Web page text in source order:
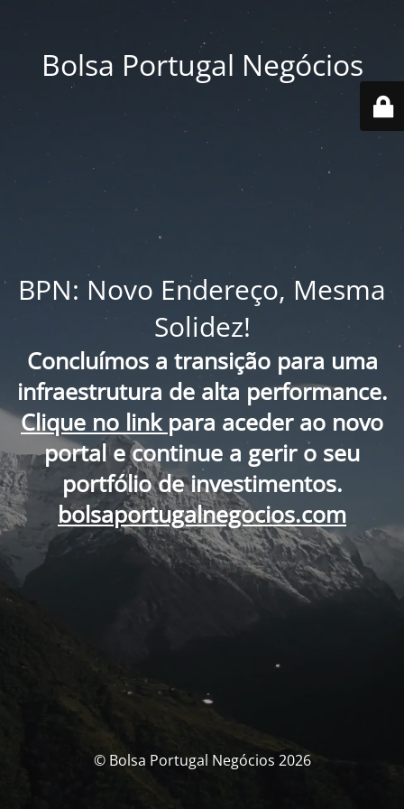
Bolsa Portugal Negócios
BPN: Novo Endereço, Mesma
Solidez!
Concluímos a transição para uma
infraestrutura de alta performance.
Clique no link para aceder ao novo
portal e continue a gerir o seu
portfólio de investimentos.
bolsaportugalnegocios.com
© Bolsa Portugal Negócios 2026